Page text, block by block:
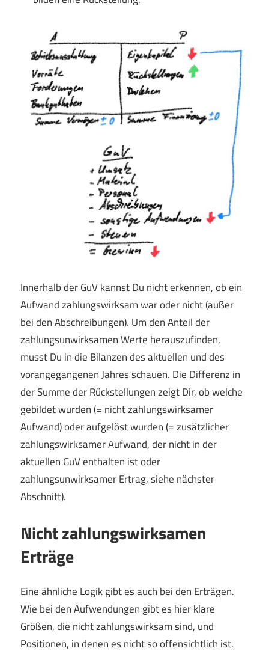
Innerhalb der GuV kannst Du nicht erkennen, ob ein
Aufwand zahlungswirksam war oder nicht (außer
bei den Abschreibungen). Um den Anteil der
zahlungsunwirksamen Werte herauszufinden,
musst Du in die Bilanzen des aktuellen und des
vorangegangenen Jahres schauen. Die Differenz in
der Summe der Rückstellungen zeigt Dir, ob welche
gebildet wurden (= nicht zahlungswirksamer
Aufwand) oder aufgelöst wurden (= zusätzlicher
zahlungswirksamer Aufwand, der nicht in der
aktuellen GuV enthalten ist oder
zahlungsunwirksamer Ertrag, siehe nächster
Abschnitt).
Nicht zahlungswirksamen
Erträge
Eine ähnliche Logik gibt es auch bei den Erträgen.
Wie bei den Aufwendungen gibt es hier klare
Größen, die nicht zahlungswirksam sind, und
Positionen, in denen es nicht so offensichtlich ist.